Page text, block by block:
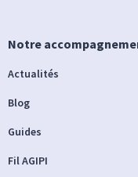
Notre
Actualités
Blog
Guides
Fil AGIPI